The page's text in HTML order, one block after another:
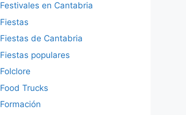
Festivales en Cantabria
Fiestas
Fiestas de Cantabria
Fiestas populares
Folclore
Food Trucks
Formación